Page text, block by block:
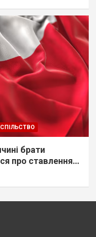
брати
про ставлення